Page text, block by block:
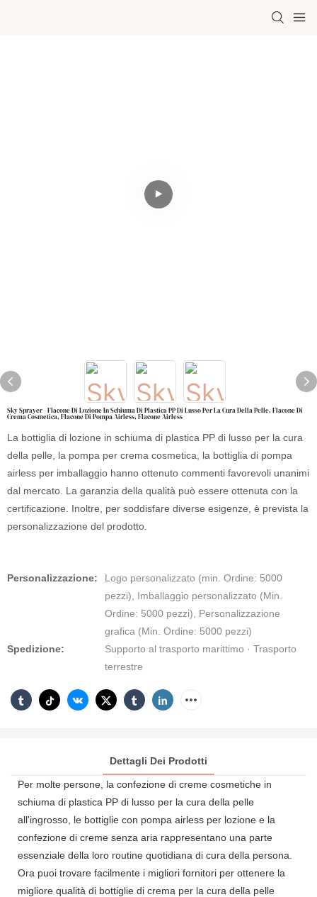
Sky Sprayer - Flacone Di Lozione In Schiuma Di Plastica PP Di Lusso Per La Cura Della Pelle, Flacone Di
Crema Cosmetica, Flacone Di Pompa Airless, Flacone Airless
La bottiglia di lozione in schiuma di plastica PP di lusso per la cura
della pelle, la pompa per crema cosmetica, la bottiglia di pompa
airless per imballaggio hanno ottenuto commenti favorevoli unanimi
dal mercato. La garanzia della qualità può essere ottenuta con la
certificazione. Inoltre, per soddisfare diverse esigenze, è prevista la
personalizzazione del prodotto.
Personalizzazione:
Logo personalizzato (min. Ordine: 5000
pezzi), Imballaggio personalizzato (Min.
Ordine: 5000 pezzi), Personalizzazione
grafica (Min. Ordine: 5000 pezzi)
Spedizione:
Supporto al trasporto marittimo · Trasporto
terrestre
Dettagli Dei Prodotti
Per molte persone, la confezione di creme cosmetiche in
schiuma di plastica PP di lusso per la cura della pelle
all'ingrosso, le bottiglie con pompa airless per lozione e la
confezione di creme senza aria rappresentano una parte
essenziale della loro routine quotidiana di cura della persona.
Ora puoi trovare facilmente i migliori fornitori per ottenere la
migliore qualità di bottiglie di crema per la cura della pelle